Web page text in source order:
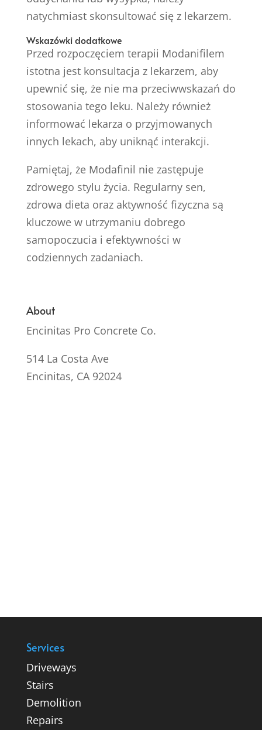
natychmiast skonsultować się z lekarzem.
Wskazówki dodatkowe
Przed rozpoczęciem terapii Modanifilem
istotna jest konsultacja z lekarzem, aby
upewnić się, że nie ma przeciwwskazań do
stosowania tego leku. Należy również
informować lekarza o przyjmowanych
innych lekach, aby uniknąć interakcji.
Pamiętaj, że Modafinil nie zastępuje
zdrowego stylu życia. Regularny sen,
zdrowa dieta oraz aktywność fizyczna są
kluczowe w utrzymaniu dobrego
samopoczucia i efektywności w
codziennych zadaniach.
About
Encinitas Pro Concrete Co.
514 La Costa Ave
Encinitas, CA 92024
Services
Driveways
Stairs
Demolition
Repairs